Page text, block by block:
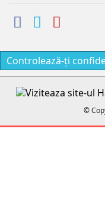
Controlează-ți
©